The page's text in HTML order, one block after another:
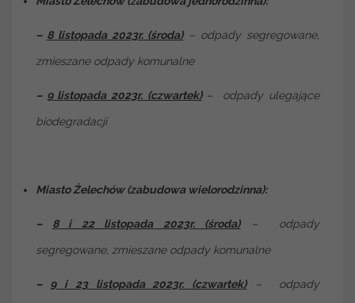
– 8 listopada 2023r. (środa)– odpady segregowane,
zmieszane odpady komunalne
– 9 listopada 2023r. (czwartek) – odpady ulegające
biodegradacji
Miasto Żelechów (zabudowa wielorodzinna):
– 8 i 22 listopada 2023r. (środa)– odpady
segregowane, zmieszane odpady komunalne
– 9 i 23 listopada 2023r. (czwartek)– odpady